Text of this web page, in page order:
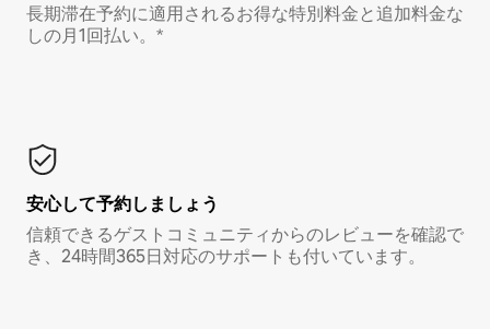
長期滞在予約に適用されるお得な特別料金と追加料金な
しの月1回払い。*
安心して予約しましょう
信頼できるゲストコミュニティからのレビューを確認で
き、24時間365日対応のサポートも付いています。